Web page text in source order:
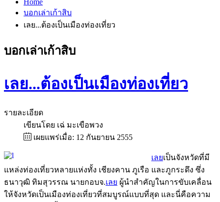
Home
บอกเล่าเก้าสิบ
เลย...ต้องเป็นเมืองท่องเที่ยว
บอกเล่าเก้าสิบ
เลย...ต้องเป็นเมืองท่องเที่ยว
รายละเอียด
เขียนโดย เฉ่ มะเขือพวง
เผยแพร่เมื่อ: 12 กันยายน 2555
เลยเป็นจังหวัดที่มี
แหล่งท่องเที่ยวหลายแห่งทั้ง เชียงคาน ภูเรือ และภูกระดึง ซึ่ง
ธนาวุฒิ ทิมสุวรรณ นายกอบจ.เลย ผู้นำสำคัญในการขับเคลื่อน
ให้จังหวัดเป็นเมืองท่องเที่ยวที่สมบูรณ์แบบที่สุด และนี่คือความ